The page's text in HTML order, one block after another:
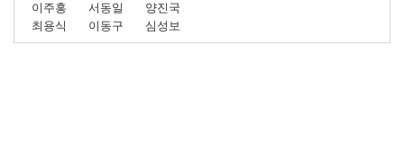
이주홍
최용식
서동일
이동구
양진국
심성보